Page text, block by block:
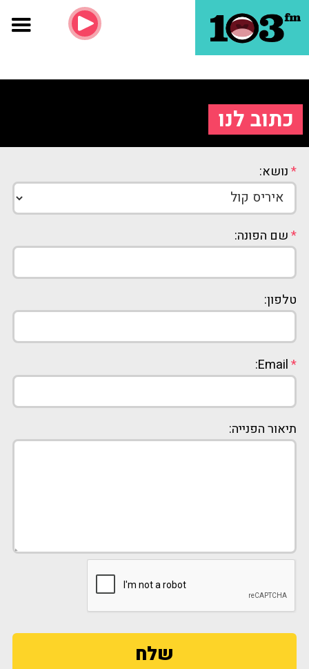
כתוב לנו
*נושא:
*שם הפונה:
טלפון:
*
Email:
תיאור הפנייה:
שלח